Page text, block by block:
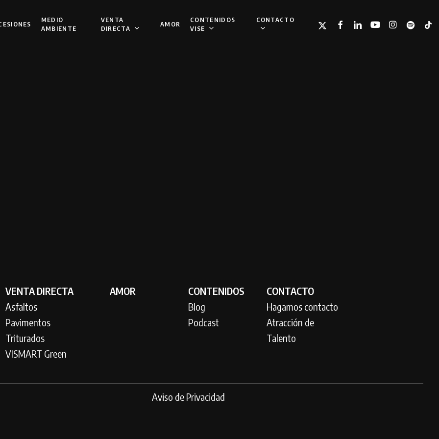
MEDIO
AMBIENTE
VENTA
DIRECTA
AMOR
CONTENIDOS
VISE
CONTACTO TWITTERFACEBOOKLINKEDINYOUTUBEINSTAGRAM
SPOTIFY
VENTA DIRECTA
Asfaltos
Pavimentos
Triturados
VISMART Green
AMOR
CONTENIDOS
Blog
Podcast
CONTACTO
Hagamos contacto
Atracción de
Talento
Aviso de Privacidad